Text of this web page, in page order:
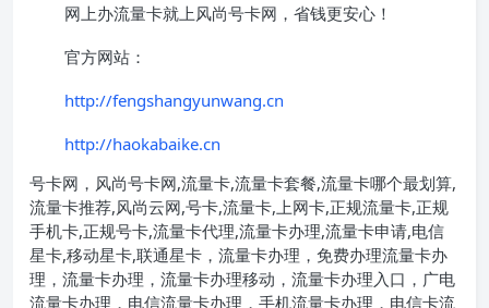
网上办流量卡就上风尚号卡网，省钱更安心！
官方网站：
http://fengshangyunwang.cn
http://haokabaike.cn
号卡网，风尚号卡网,流量卡,流量卡套餐,流量卡哪个最划算,
流量卡推荐,风尚云网,号卡,流量卡,上网卡,正规流量卡,正规
手机卡,正规号卡,流量卡代理,流量卡办理,流量卡申请,电信
星卡,移动星卡,联通星卡，流量卡办理，免费办理流量卡办
理，流量卡办理，流量卡办理移动，流量卡办理入口，广电
流量卡办理，电信流量卡办理，手机流量卡办理，电信卡流